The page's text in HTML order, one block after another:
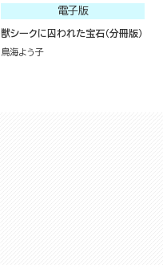
電子版
獣シークに囚われた宝石（分冊版）
鳥海よう子